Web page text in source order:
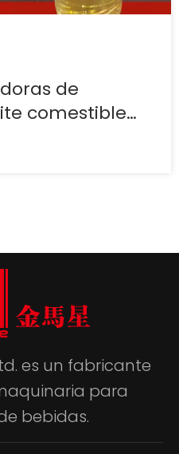
de
comestible:
es un fabricante
para
bebidas.